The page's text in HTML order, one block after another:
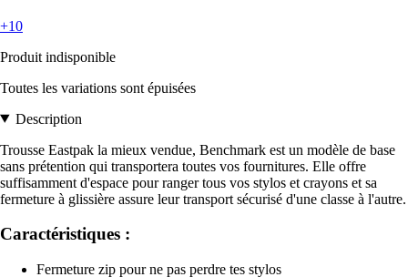
+10
Produit indisponible
Toutes les variations sont épuisées
Description
Trousse Eastpak la mieux vendue, Benchmark est un modèle de base
sans prétention qui transportera toutes vos fournitures. Elle offre
suffisamment d'espace pour ranger tous vos stylos et crayons et sa
fermeture à glissière assure leur transport sécurisé d'une classe à l'autre.
Caractéristiques :
Fermeture zip pour ne pas perdre tes stylos